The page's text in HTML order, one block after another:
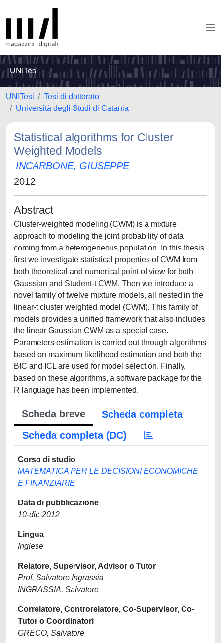
UNITesi
UNITesi
Tesi di dottorato
Università degli Studi di Catania
Statistical algorithms for Cluster
Weighted Models
INCARBONE, GIUSEPPE
2012
Abstract
Cluster-weighted modeling (CWM) is a mixture
approach to modeling the joint probability of data
coming from a heterogeneous population. In this thesis
first we investigate statistical properties of CWM from
both theoretical and numerical point of view for both
Gaussian and Student-t CWM. Then we introduce a
novel family of twelve mixture models, all nested in the
linear-t cluster weighted model (CWM). This family of
models provides a unified framework that also includes
the linear Gaussian CWM as a special case.
Parameters estimation is carried out through algorithms
based on maximum likelihood estimation and both the
BIC and ICL are used for model selection. Finally,
based on these algorithms, a software package for the
R language has been implemented.
Scheda breve
Scheda completa
Scheda completa (DC)
Corso di studio
MATEMATICA PER LE DECISIONI ECONOMICHE
E FINANZIARIE
Data di pubblicazione
10-dic-2012
Lingua
Inglese
Relatore, Supervisor, Advisor o Tutor
Prof. Salvatore Ingrassia
INGRASSIA, Salvatore
Correlatore, Controrelatore, Co-Supervisor, Co-
Tutor o Coordinatori
GRECO, Salvatore